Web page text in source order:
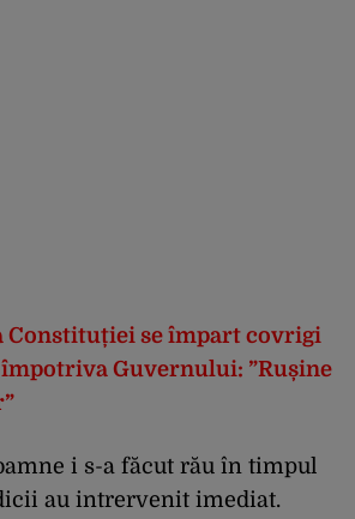
Constituției se împart covrigi
împotriva Guvernului: ”Rușine
i s-a făcut rău în timpul
au intrervenit imediat.